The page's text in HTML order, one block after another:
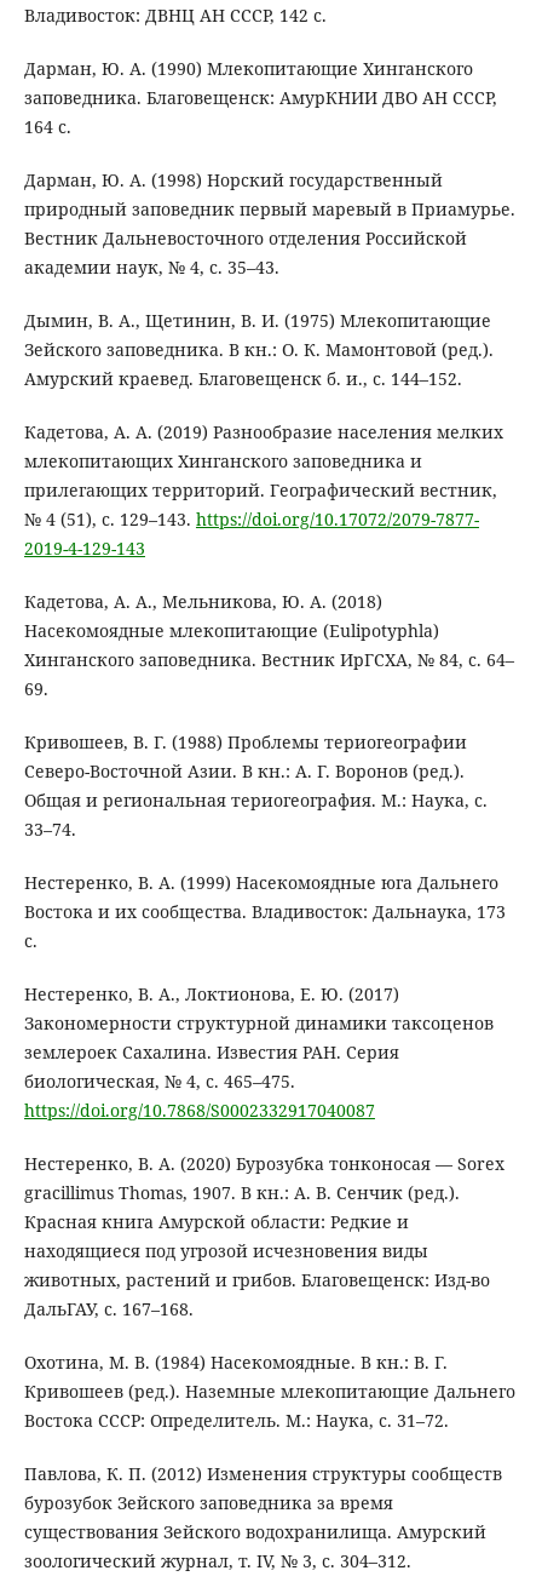
Владивосток: ДВНЦ АН СССР, 142 с.
Дарман, Ю. А. (1990) Млекопитающие Хинганского
заповедника. Благовещенск: АмурКНИИ ДВО АН СССР,
164 с.
Дарман, Ю. А. (1998) Норский государственный
природный заповедник первый маревый в Приамурье.
Вестник Дальневосточного отделения Российской
академии наук, № 4, с. 35–43.
Дымин, В. А., Щетинин, В. И. (1975) Млекопитающие
Зейского заповедника. В кн.: О. К. Мамонтовой (ред.).
Амурский краевед. Благовещенск б. и., с. 144–152.
Кадетова, А. А. (2019) Разнообразие населения мелких
млекопитающих Хинганского заповедника и
прилегающих территорий. Географический вестник,
№ 4 (51), с. 129–143. https://doi.org/10.17072/2079-7877-
2019-4-129-143
Кадетова, А. А., Мельникова, Ю. А. (2018)
Насекомоядные млекопитающие (Eulipotyphla)
Хинганского заповедника. Вестник ИрГСХА, № 84, с. 64–
69.
Кривошеев, В. Г. (1988) Проблемы териогеографии
Северо-Восточной Азии. В кн.: А. Г. Воронов (ред.).
Общая и региональная териогеография. М.: Наука, с.
33–74.
Нестеренко, В. А. (1999) Насекомоядные юга Дальнего
Востока и их сообщества. Владивосток: Дальнаука, 173
с.
Нестеренко, В. А., Локтионова, Е. Ю. (2017)
Закономерности структурной динамики таксоценов
землероек Сахалина. Известия РАН. Серия
биологическая, № 4, с. 465–475.
https://doi.org/10.7868/S0002332917040087
Нестеренко, В. А. (2020) Бурозубка тонконосая — Sorex
gracillimus Thomas, 1907. В кн.: А. В. Сенчик (ред.).
Красная книга Амурской области: Редкие и
находящиеся под угрозой исчезновения виды
животных, растений и грибов. Благовещенск: Изд-во
ДальГАУ, с. 167–168.
Охотина, М. В. (1984) Насекомоядные. В кн.: В. Г.
Кривошеев (ред.). Наземные млекопитающие Дальнего
Востока СССР: Определитель. М.: Наука, с. 31–72.
Павлова, К. П. (2012) Изменения структуры сообществ
бурозубок Зейского заповедника за время
существования Зейского водохранилища. Амурский
зоологический журнал, т. IV, № 3, с. 304–312.